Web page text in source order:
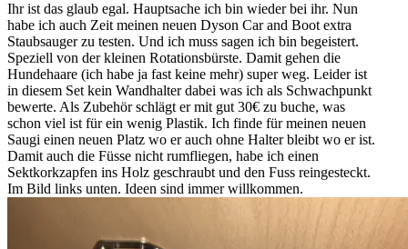
Ihr ist das glaub egal. Hauptsache ich bin wieder bei ihr. Nun
habe ich auch Zeit meinen neuen Dyson Car and Boot extra
Staubsauger zu testen. Und ich muss sagen ich bin begeistert.
Speziell von der kleinen Rotationsbürste. Damit gehen die
Hundehaare (ich habe ja fast keine mehr) super weg. Leider ist
in diesem Set kein Wandhalter dabei was ich als Schwachpunkt
bewerte. Als Zubehör schlägt er mit gut 30€ zu buche, was
schon viel ist für ein wenig Plastik. Ich finde für meinen neuen
Saugi einen neuen Platz wo er auch ohne Halter bleibt wo er ist.
Damit auch die Füsse nicht rumfliegen, habe ich einen
Sektkorkzapfen ins Holz geschraubt und den Fuss reingesteckt.
Im Bild links unten. Ideen sind immer willkommen.